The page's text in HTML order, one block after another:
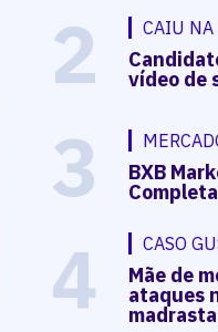
2 CAIU NA
vídeo de
3 BXB
4 CASO
Mãe de
ataques